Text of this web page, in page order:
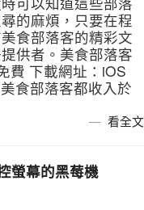
的麻煩，只要在程
食部落客的精彩文
供者。美食部落客
費 下載網址：iOS
食部落客都收入於
看全文
螢幕的黑莓機